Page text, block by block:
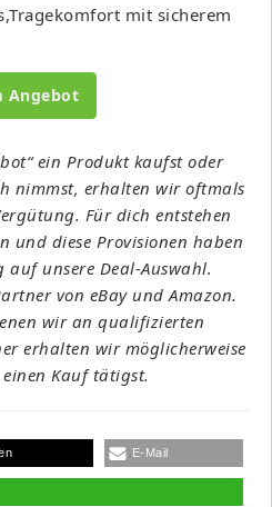
mit sicherem
Angebot
ein Produkt kaufst oder
nimmst, erhalten wir oftmals
Für dich entstehen
und diese Provisionen haben
unsere Deal-Auswahl.
von eBay und Amazon.
wir an qualifizierten
erhalten wir möglicherweise
Kauf tätigst.
E-Mail